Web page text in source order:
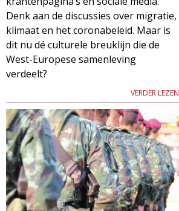
Denk aan de discussies over migratie,
klimaat en het coronabeleid. Maar is
dit nu dé culturele breuklijn die de
West-Europese samenleving
verdeelt?
VERDER LEZEN